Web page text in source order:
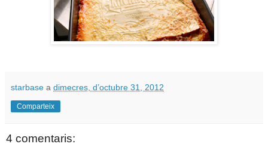
starbase a dimecres, d’octubre 31, 2012
Comparteix
4 comentaris: